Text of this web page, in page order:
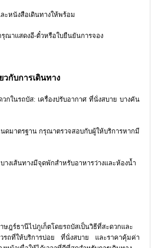
ะหนังสือเดินทางให้พร้อม
ณาแสดงอี-ตั๋วหรือใบยืนยันการจอง
กับการเดินทาง
กในรถบัส: เครื่องปรับอากาศ ที่นั่งสบาย บางคัน
ดมาตรฐาน กรุณาตรวจสอบกับผู้ให้บริการหากมี
างเส้นทางมีจุดพักสำหรับอาหารว่างและห้องน้ำ
ษฎร์ธานีไปภูเก็ตโดยรถบัสเป็นวิธีที่สะดวกและ
รถที่ให้บริการบ่อย ที่นั่งสบาย และราคาคุ้มค่า